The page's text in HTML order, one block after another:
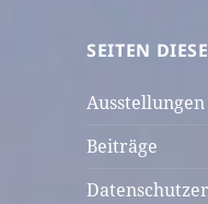
SEITEN
Ausstellungen
Beiträge